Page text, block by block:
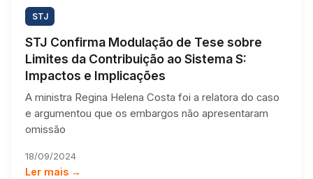
STJ
STJ Confirma Modulação de Tese sobre
Limites da Contribuição ao Sistema S:
Impactos e Implicações
A ministra Regina Helena Costa foi a relatora do caso
e argumentou que os embargos não apresentaram
omissão
18/09/2024
Ler mais →